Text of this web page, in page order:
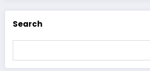
Search